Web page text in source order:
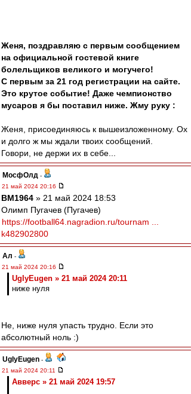
Женя, поздравляю с первым сообщением
на официальной гостевой книге
болельщиков великого и могучего!
С первым за 21 год регистрации на сайте.
Это крутое событие! Даже чемпионство
мусаров я бы поставил ниже. Жму руку :
Женя, присоединяюсь к вышеизложенному. Ох
и долго ж мы ждали твоих сообщений.
Говори, не держи их в себе...
МосфОлд -
21 май 2024 20:16
BM1964 » 21 май 2024 18:53
Олимп Пугачев (Пугачев)
https://football64.nagradion.ru/tournam ...
k482902800
Ал -
21 май 2024 20:16
UglyEugen » 21 май 2024 20:11
ниже нуля
Не, ниже нуля упасть трудно. Если это
абсолютный ноль :)
UglyEugen -
21 май 2024 20:11
Авверс » 21 май 2024 19:57